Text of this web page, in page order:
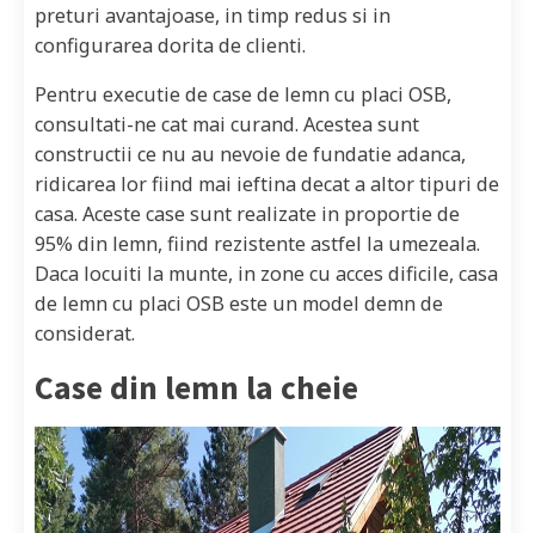
preturi avantajoase, in timp redus si in
configurarea dorita de clienti.
Pentru executie de case de lemn cu placi OSB,
consultati-ne cat mai curand. Acestea sunt
constructii ce nu au nevoie de fundatie adanca,
ridicarea lor fiind mai ieftina decat a altor tipuri de
casa. Aceste case sunt realizate in proportie de
95% din lemn, fiind rezistente astfel la umezeala.
Daca locuiti la munte, in zone cu acces dificile, casa
de lemn cu placi OSB este un model demn de
considerat.
Case din lemn la cheie